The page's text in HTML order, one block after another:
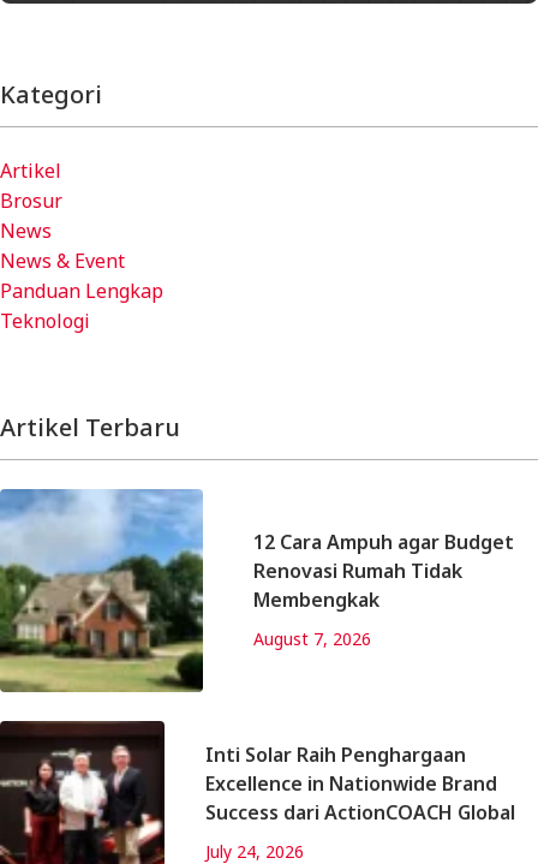
Kategori
Artikel
Brosur
News
News & Event
Panduan Lengkap
Teknologi
Artikel Terbaru
12 Cara Ampuh agar Budget
Renovasi Rumah Tidak
Membengkak
August 7, 2026
Inti Solar Raih Penghargaan
Excellence in Nationwide Brand
Success dari ActionCOACH Global
July 24, 2026